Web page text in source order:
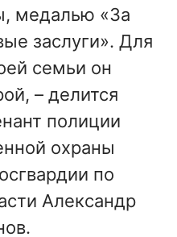
медалью «За
заслуги». Для
семьи он
– делится
полиции
охраны
по
Александр